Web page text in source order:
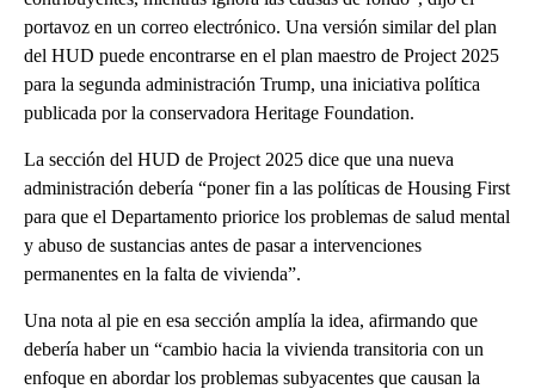
portavoz en un correo electrónico. Una versión similar del plan
del HUD puede encontrarse en el plan maestro de Project 2025
para la segunda administración Trump, una iniciativa política
publicada por la conservadora Heritage Foundation.
La sección del HUD de Project 2025 dice que una nueva
administración debería “poner fin a las políticas de Housing First
para que el Departamento priorice los problemas de salud mental
y abuso de sustancias antes de pasar a intervenciones
permanentes en la falta de vivienda”.
Una nota al pie en esa sección amplía la idea, afirmando que
debería haber un “cambio hacia la vivienda transitoria con un
enfoque en abordar los problemas subyacentes que causan la